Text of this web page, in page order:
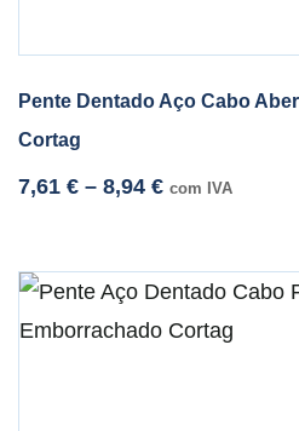
Pente Dentado Aço Cabo
Cortag
7,61 € – 8,94 € com IVA